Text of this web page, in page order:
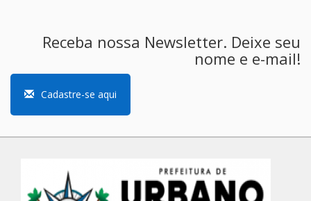
Receba nossa Newsletter. Deixe seu
nome e e-mail!
Cadastre-se aqui